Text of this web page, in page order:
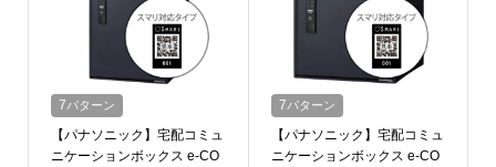
7パターン
【パナソニック】宅配コミュ
ニケーションボックス e-CO
7パターン
【パナソニック】宅配コミュ
ニケーションボックス e-CO